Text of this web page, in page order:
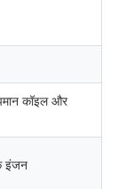
कॉइल और
इंजन